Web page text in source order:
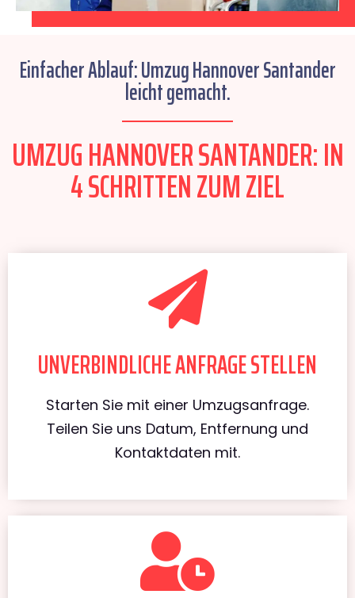
Einfacher Ablauf: Umzug Hannover Santander
leicht gemacht.
UMZUG HANNOVER SANTANDER: IN
4 SCHRITTEN ZUM ZIEL
UNVERBINDLICHE ANFRAGE STELLEN
Starten Sie mit einer Umzugsanfrage.
Teilen Sie uns Datum, Entfernung und
Kontaktdaten mit.